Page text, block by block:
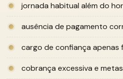
jornada habitual além do
ausência de pagamento
cargo de confiança apenas
cobrança excessiva e